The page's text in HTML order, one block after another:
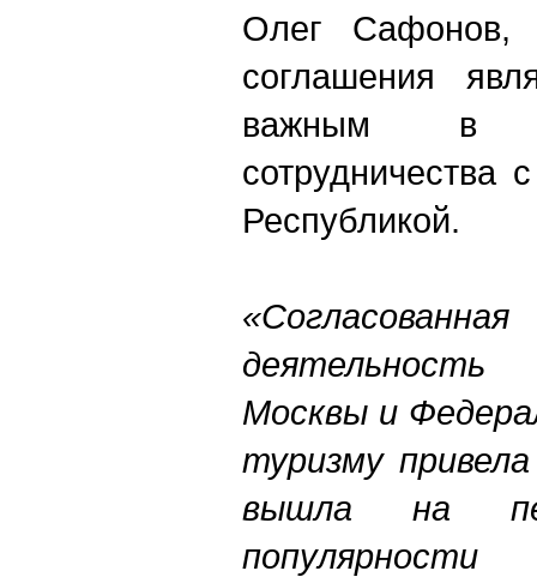
Олег Сафонов,
соглашения
важным в
сотрудничества
Республикой.
Москвы и
туризму
вышла на